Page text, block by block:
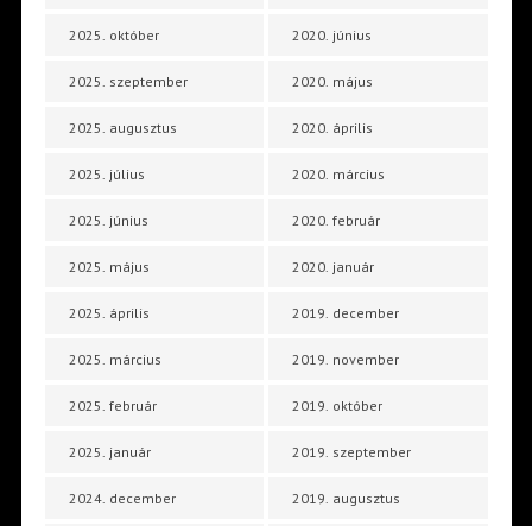
2025. október
2025. szeptember
2025. augusztus
2025. július
2025. június
2025. május
2025. április
2025. március
2025. február
2025. január
2024. december
2020. június
2020. május
2020. április
2020. március
2020. február
2020. január
2019. december
2019. november
2019. október
2019. szeptember
2019. augusztus